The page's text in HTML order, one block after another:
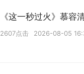
《这一秒过火》慕容
2607点击 2026-08-05